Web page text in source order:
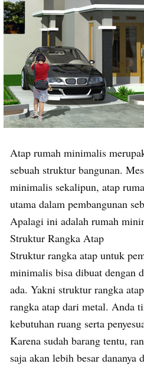
Atap rumah minimalis
sebuah struktur bangunan.
minimalis sekalipun, atap
utama dalam pembangunan
Apalagi ini adalah rumah
Struktur Rangka Atap
Struktur rangka atap untuk
minimalis bisa dibuat dengan
ada. Yakni struktur rangka
rangka atap dari metal. Anda
kebutuhan ruang serta
Karena sudah barang tentu,
saja akan lebih besar dananya